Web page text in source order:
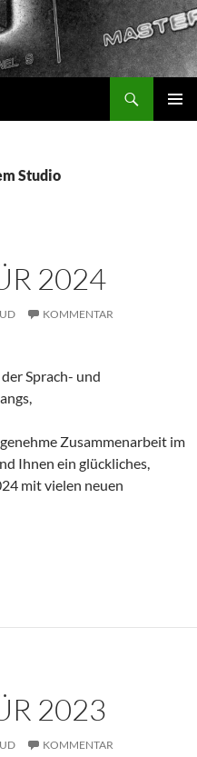
Studio
2024
KOMMENTAR
Sprach- und
Zusammenarbeit im
Ihnen ein glückliches,
mit vielen neuen
2023
KOMMENTAR